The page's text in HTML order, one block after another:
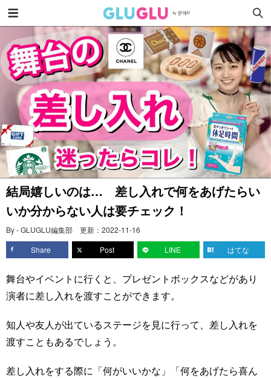
結局嬉しいのは… 差し入れで何をあげたらい
いか分からない人は要チェック！
By - GLUGLU編集部 更新： 2022-11-16
Share
Post LINE はてな
舞台やイベントに行くと、プレゼントボックスなどがあり
演者に差し入れを渡すことができます。
知人や友人が出ているステージを見に行って、差し入れを
渡すこともあるでしょう。
差し入れをする際に「何がいいかな」「何をあげたら喜ん